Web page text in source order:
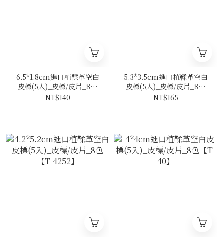
6.5*1.8cm進口植鞣革空白
皮標(5入)_皮標/皮片_8色
【L-6518】
NT$140
5.3*3.5cm進口植鞣革空白
皮標(5入)_皮標/皮片_8色
【L-5335】
NT$165